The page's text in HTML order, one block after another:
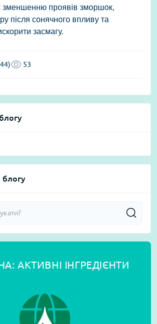
зменшенню проявів зморшок,
після сонячного впливу та
засмагу.
53
АКТИВНІ ІНГРЕДІЄНТИ